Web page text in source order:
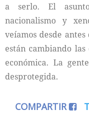
a serlo. El
nacionalismo y
veíamos desde
están cambiando
económica. La
desprotegida.
COMPARTIR